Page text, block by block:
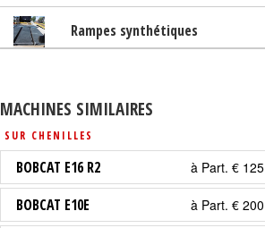
Rampes synthétiques
MACHINES SIMILAIRES
SUR CHENILLES
BOBCAT E16 R2 à Part. € 125
BOBCAT E10E à Part. € 200